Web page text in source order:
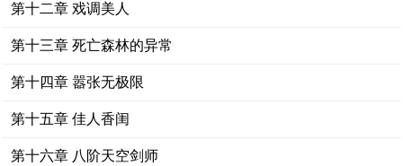
第十二章 戏调美人
第十三章 死亡森林的异常
第十四章 嚣张无极限
第十五章 佳人香闺
第十六章 八阶天空剑师